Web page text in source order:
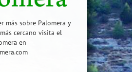
más sobre Palomera y
cercano visita el
en